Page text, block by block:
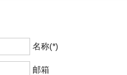
名称(*)
邮箱